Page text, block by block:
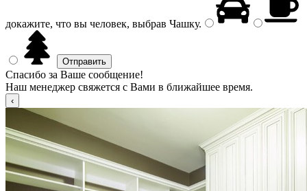
докажите, что вы человек, выбрав Чашку.
Спасибо за Ваше сообщение!
Наш менеджер свяжется с Вами в ближайшее время.